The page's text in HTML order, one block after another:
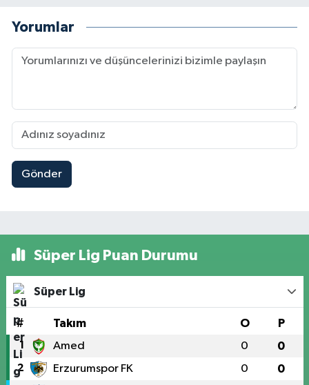
Yorumlar
Gönder
Süper Lig Puan Durumu
Süper Lig
# Takım O P
1 Amed 0 0
2 Erzurumspor FK 0 0